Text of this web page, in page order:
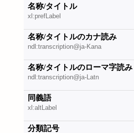
名称/タイトル
xl:prefLabel
名称/タイトルのカナ読み
ndl:transcription@ja-Kana
名称/タイトルのローマ字読み
ndl:transcription@ja-Latn
同義語
xl:altLabel
分類記号